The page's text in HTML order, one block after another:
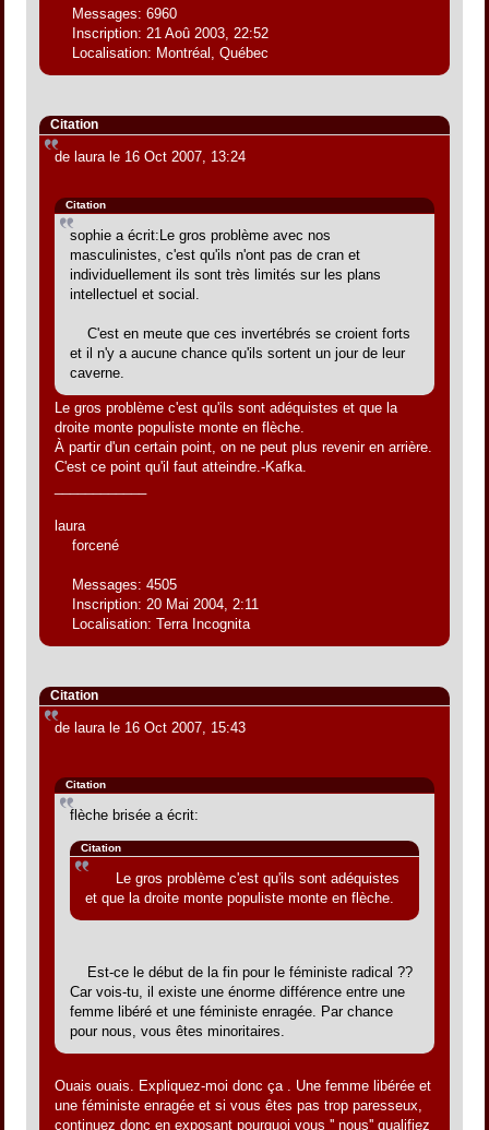
Messages: 6960
Inscription: 21 Aoû 2003, 22:52
Localisation: Montréal, Québec
Citation
de laura le 16 Oct 2007, 13:24
Citation
sophie a écrit:Le gros problème avec nos
masculinistes, c'est qu'ils n'ont pas de cran et
individuellement ils sont très limités sur les plans
intellectuel et social.
C'est en meute que ces invertébrés se croient forts
et il n'y a aucune chance qu'ils sortent un jour de leur
caverne.
Le gros problème c'est qu'ils sont adéquistes et que la
droite monte populiste monte en flèche.
À partir d'un certain point, on ne peut plus revenir en arrière.
C'est ce point qu'il faut atteindre.-Kafka.
laura
forcené
Messages: 4505
Inscription: 20 Mai 2004, 2:11
Localisation: Terra Incognita
Citation
de laura le 16 Oct 2007, 15:43
Citation
flèche brisée a écrit:
Citation
Le gros problème c'est qu'ils sont adéquistes
et que la droite monte populiste monte en flèche.
Est-ce le début de la fin pour le féministe radical ??
Car vois-tu, il existe une énorme différence entre une
femme libéré et une féministe enragée. Par chance
pour nous, vous êtes minoritaires.
Ouais ouais. Expliquez-moi donc ça . Une femme libérée et
une féministe enragée et si vous êtes pas trop paresseux,
continuez donc en exposant pourquoi vous '' nous'' qualifiez